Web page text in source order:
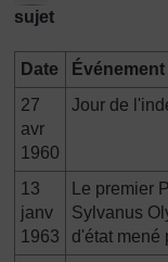
sujet
Date
Événement
27
avr
1960
Jour de
13
janv
1963
Le premier
Sylvanus
d'état mené